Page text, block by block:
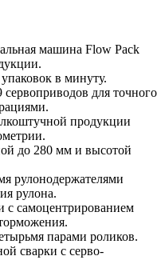
машина Flow Pack
в минуту.
для точного
продукции
до 280 мм и высотой
рулонодержателями
рулона.
с самоцентрированием
парами роликов.
сварки с серво-